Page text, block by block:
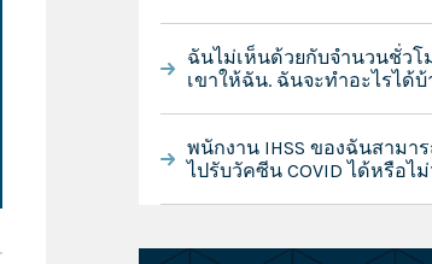
ฉันไม่เห็นด้วยกับจำนวนชั่วโ
เขาให้ฉัน. ฉันจะทำอะไรได้บ้
พนักงาน IHSS ของฉันสามา
ไปรับวัคซีน COVID ได้หรือไม่